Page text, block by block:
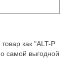
как "ALT-P
самой выгодной